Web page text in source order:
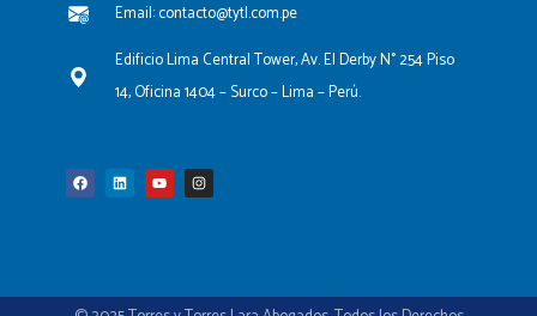
Email: contacto@tytl.com.pe
Edificio Lima Central Tower, Av. El Derby N° 254 Piso
14, Oficina 1404 – Surco – Lima – Perú.
c
e
b
k
e
u
t
u
s
t
a